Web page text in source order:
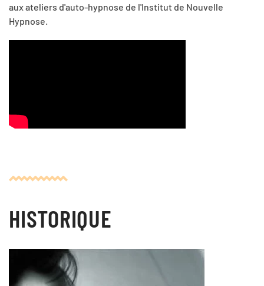
aux ateliers d'auto-hypnose de l'Institut de Nouvelle
Hypnose.
HISTORIQUE